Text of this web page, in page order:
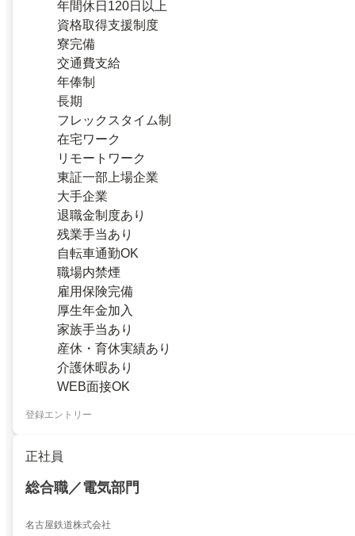
年間休日120日以上
資格取得支援制度
寮完備
交通費支給
年俸制
長期
フレックスタイム制
在宅ワーク
リモートワーク
東証一部上場企業
大手企業
退職金制度あり
残業手当あり
自転車通勤OK
職場内禁煙
雇用保険完備
厚生年金加入
家族手当あり
産休・育休実績あり
介護休暇あり
WEB面接OK
登録エントリー
正社員
総合職／電気部門
名古屋鉄道株式会社